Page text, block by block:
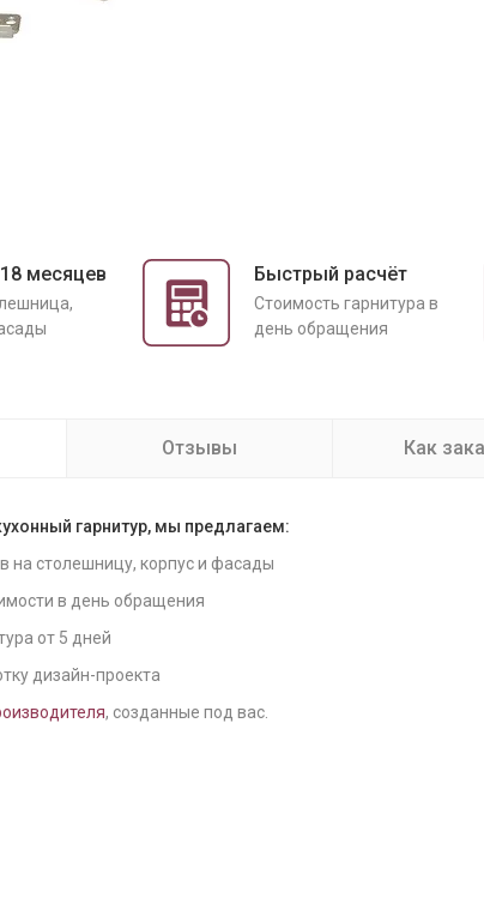
месяцев Быстрый расчёт
Cтоимость гарнитура в
день обращения
Отзывы Как
гарнитур, мы предлагаем:
на столешницу, корпус и фасады
в день обращения
от 5 дней
дизайн-проекта
, созданные под вас.